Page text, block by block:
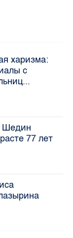
харизма:
с
Шедин
77 лет